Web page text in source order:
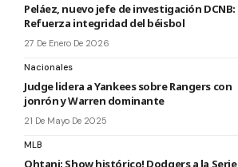
Peláez, nuevo jefe de investigación DCNB:
Refuerza integridad del béisbol
27 De Enero De 2026
Nacionales
Judge lidera a Yankees sobre Rangers con
jonrón y Warren dominante
21 De Mayo De 2025
MLB
Ohtani: Show histórico! Dodgers a la Serie